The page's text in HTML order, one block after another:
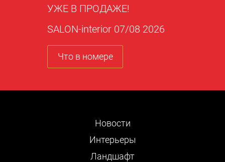
УЖЕ В ПРОДАЖЕ!
SALON-interior 07/08 2026
Что в номере
Новости
Интерьеры
Ландшафт